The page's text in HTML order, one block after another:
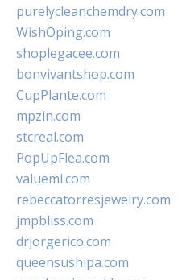
purelycleanchemdry.com
WishOping.com
shoplegacee.com
bonvivantshop.com
CupPlante.com
mpzin.com
stcreal.com
PopUpFlea.com
valueml.com
rebeccatorresjewelry.com
jmpbliss.com
drjorgerico.com
queensushipa.com